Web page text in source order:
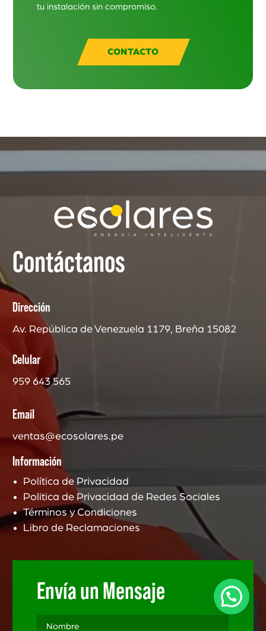
tu instalación sin compromiso.
CONTACTO
Contáctanos
Dirección
Av. República de Venezuela 1179, Breña 15082
Celular
959 643 565
Email
ventas@ecosolares.pe
Información
Política de Privacidad
Politica de Privacidad de Redes Sociales
Términos y Condiciones
Libro de Reclamaciones
Envía un Mensaje